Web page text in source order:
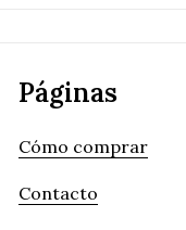
Páginas
Cómo comprar
Contacto